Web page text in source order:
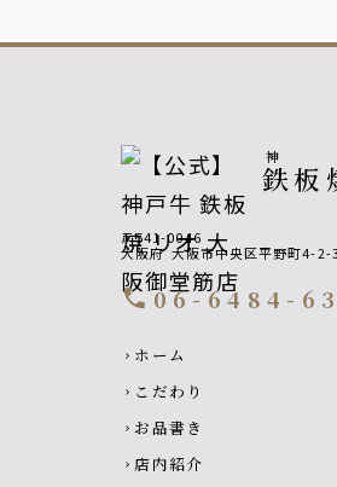
神
鉄板
〒541-0046
大阪府 大阪市中央区平野町4-2-
call06-6484-
Footer navigation
chevron_right ホーム
chevron_right こだわり
chevron_right お品書き
chevron_right 店内紹介